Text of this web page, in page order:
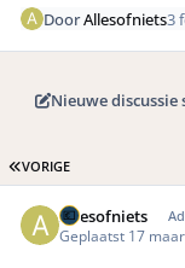
DoorAllesofniets3
Nieuwe discussie
EERSTE PAGINA
VORIGE
Allesofniets
Geplaatst 17